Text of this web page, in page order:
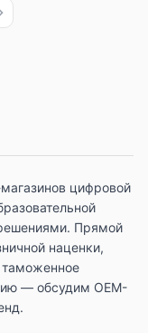
цифровой
Прямой
наценки,
таможенное
— обсудим OEM-